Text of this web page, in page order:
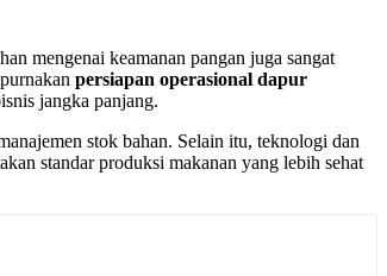
mengenai keamanan pangan juga sangat
persiapan operasional dapur
jangka panjang.
stok bahan. Selain itu, teknologi dan
standar produksi makanan yang lebih sehat